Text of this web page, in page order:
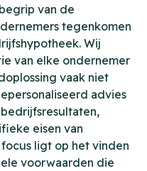
van de
tegenkomen
Wij
van elke ondernemer
vaak niet
advies
eisen van
ligt op het vinden
voorwaarden die